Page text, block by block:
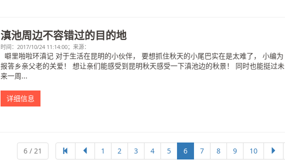
滇池周边不容错过的目的地
时间：2017/10/24 11:14:00；来源：
噼里啪啦环滇记 对于生活在昆明的小伙伴， 要想抓住秋天的小尾巴实在是太难了， 小编为
报答乡亲父老的关爱！ 想让亲们能感受到昆明秋天感受一下滇池边的秋景！ 同时也能挺过未
来一周...
详细信息
6 / 21 1 2 3 4 5 6 7 8 9 10